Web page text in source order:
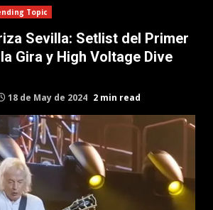
Topic
Sevilla: Setlist del Primer
Gira y High Voltage Dive
18 de May de 2024 2 min read